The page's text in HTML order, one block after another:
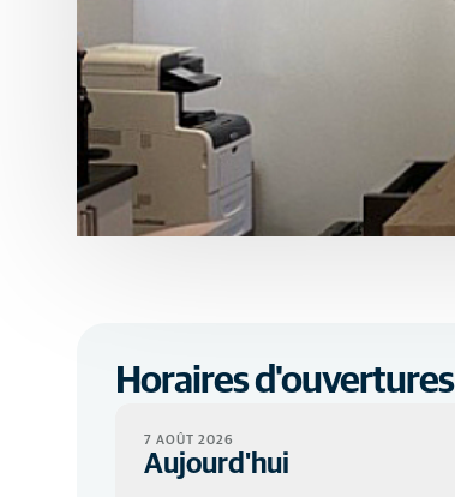
Horaires d'ouvertures
7 AOÛT 2026
Aujourd'hui